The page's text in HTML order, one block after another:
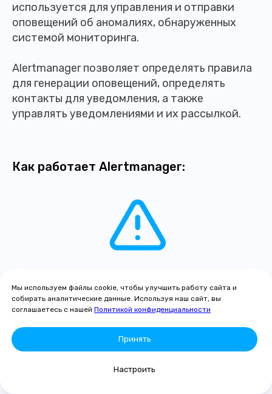
используется для управления и отправки
оповещений об аномалиях, обнаруженных
системой мониторинга.
Alertmanager позволяет определять правила
для генерации оповещений, определять
контакты для уведомления, а также
управлять уведомлениями и их рассылкой.
Как работает Alertmanager:
и генерирует соответствующие метрики.
Мы используем файлы cookie, чтобы улучшить работу сайта и
собирать аналитические данные. Используя наш сайт, вы
соглашаетесь с нашей Политикой конфиденциальности
Принять
Настроить